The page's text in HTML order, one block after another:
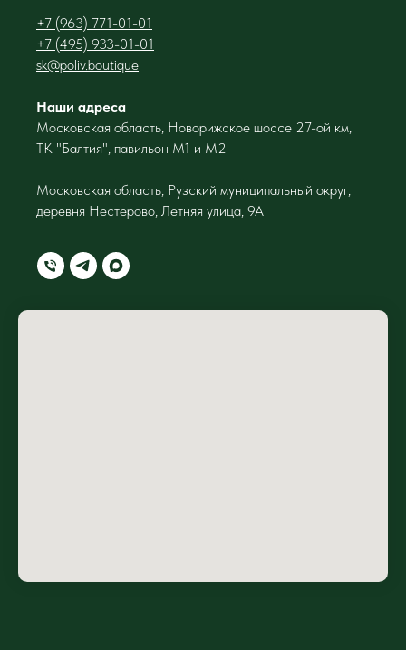
+7 (963) 771-01-01
+7 (495) 933-01-01
sk@poliv.boutique
Наши адреса
Московская область, Новорижское шоссе 27-ой км,
ТК "Балтия", павильон М1 и М2
Московская область, Рузский муниципальный округ,
деревня Нестерово, Летняя улица, 9А